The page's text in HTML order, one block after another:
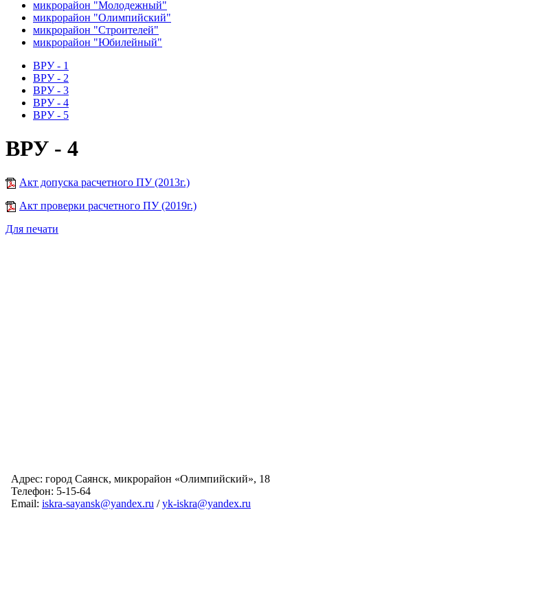
микрорайон "Молодежный"
микрорайон "Олимпийский"
микрорайон "Строителей"
микрорайон "Юбилейный"
ВРУ - 1
ВРУ - 2
ВРУ - 3
ВРУ - 4
ВРУ - 5
ВРУ - 4
Акт допуска расчетного ПУ (2013г.)
Акт проверки расчетного ПУ (2019г.)
Для печати
Адрес: город Саянск, микрорайон «Олимпийский», 18
Телефон: 5-15-64
Email: iskra-sayansk@yandex.ru /yk-iskra@yandex.ru